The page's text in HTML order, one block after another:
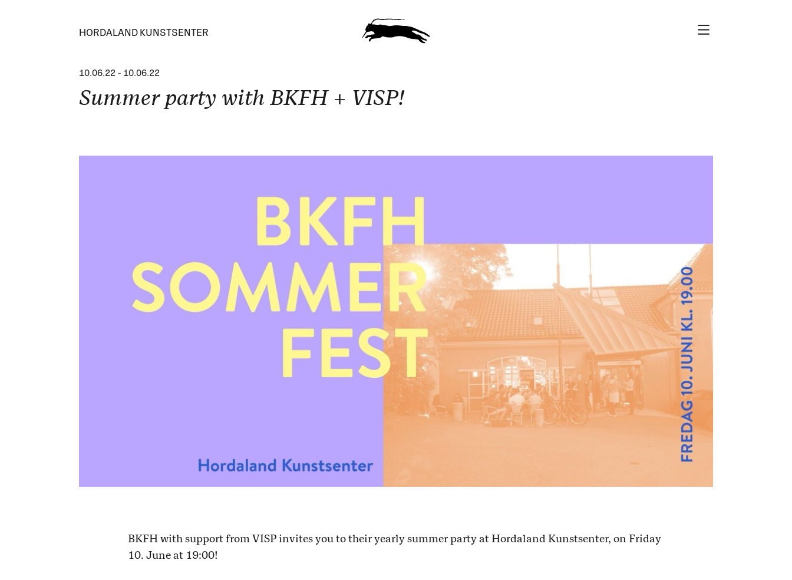
HORDALAND KUNSTSENTER
10.06.22 - 10.06.22
Summer party with BKFH + VISP!
BKFH with support from VISP invites you to their yearly summer party at Hordaland Kunstsenter, on Friday
10. June at 19:00!